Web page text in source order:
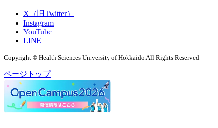
X（旧Twitter）
Instagram
YouTube
LINE
Copyright © Health Sciences University of Hokkaido.All Rights Reserved.
ページトップ